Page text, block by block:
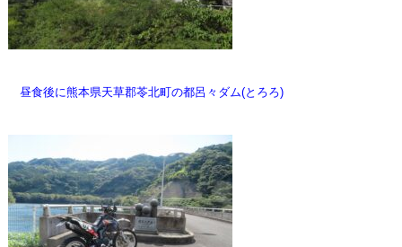
昼食後に熊本県天草郡苓北町の都呂々ダム(とろろ)